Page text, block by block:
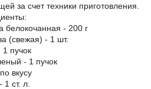
за счет техники приготовления.
белокочанная - 200 г
(свежая) - 1 шт.
1 пучок
- 1 пучок
вкусу
ст. л.